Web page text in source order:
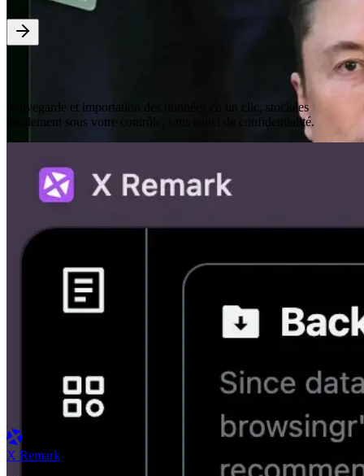
Sauvegarde et importation des données en un clic, stockées
localement sous votre contrôle, sans souci de confidentialité.
X Remark